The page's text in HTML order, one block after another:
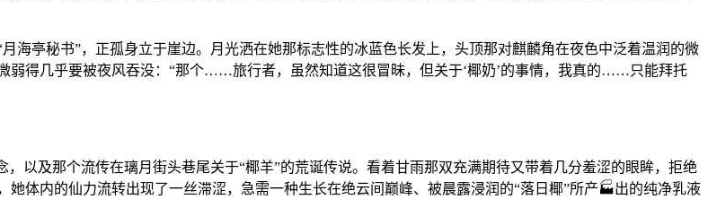
海亭秘书”，正孤身立于崖边。月光洒在她那标志性的冰蓝色长发上，头顶那对麒麟角在夜色中泛着温润的微
弱得几乎要被夜风吞没：“那个……旅行者，虽然知道这很冒昧，但关于‘椰奶’的事情，我真的……只能拜托
以及那个流传在璃月街头巷尾关于“椰羊”的荒诞传说。看着甘雨那双充满期待又带着几分羞涩的眼眸，拒绝
体内的仙力流转出现了一丝滞涩，急需一种生长在绝云间巅峰、被晨露浸润的“落日椰”所产🏭出的纯净乳液